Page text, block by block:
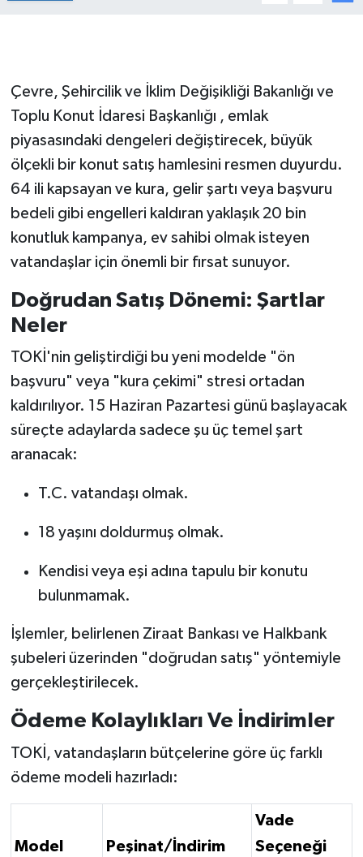
Çevre, Şehircilik ve İklim Değişikliği Bakanlığı ve
Toplu Konut İdaresi Başkanlığı , emlak
piyasasındaki dengeleri değiştirecek, büyük
ölçekli bir konut satış hamlesini resmen duyurdu.
64 ili kapsayan ve kura, gelir şartı veya başvuru
bedeli gibi engelleri kaldıran yaklaşık 20 bin
konutluk kampanya, ev sahibi olmak isteyen
vatandaşlar için önemli bir fırsat sunuyor.
Doğrudan Satış Dönemi: Şartlar
Neler
TOKİ'nin geliştirdiği bu yeni modelde "ön
başvuru" veya "kura çekimi" stresi ortadan
kaldırılıyor. 15 Haziran Pazartesi günü başlayacak
süreçte adaylarda sadece şu üç temel şart
aranacak:
T.C. vatandaşı olmak.
18 yaşını doldurmuş olmak.
Kendisi veya eşi adına tapulu bir konutu
bulunmamak.
İşlemler, belirlenen Ziraat Bankası ve Halkbank
şubeleri üzerinden "doğrudan satış" yöntemiyle
gerçekleştirilecek.
Ödeme Kolaylıkları Ve İndirimler
TOKİ, vatandaşların bütçelerine göre üç farklı
ödeme modeli hazırladı:
Model Peşinat/İndirim
Vade
Seçeneği